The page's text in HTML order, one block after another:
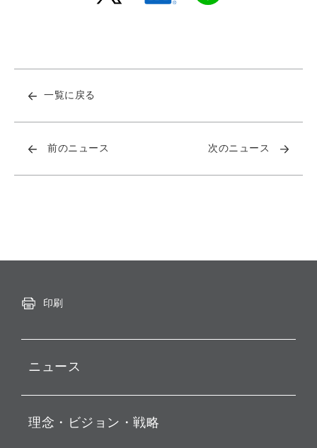
一覧に戻る
前のニュース 次のニュース
印刷
ニュース
お知らせ
理念・ビジョン・戦略